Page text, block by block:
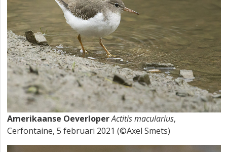
Amerikaanse OeverloperActitis macularius,
Cerfontaine, 5 februari 2021 (©Axel Smets)